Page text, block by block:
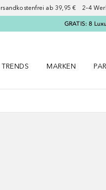
ab 39,95 € 2–4
GRATIS: 8
MARKEN